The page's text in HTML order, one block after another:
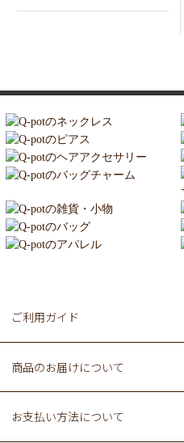
ご利用ガイド
商品のお届けについて
お支払い方法について